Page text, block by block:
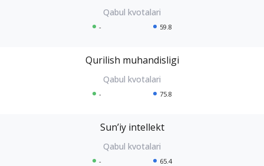
- 59.8
Qurilish muhandisligi
- 75.8
Sunʼiy intellekt
- 65.4